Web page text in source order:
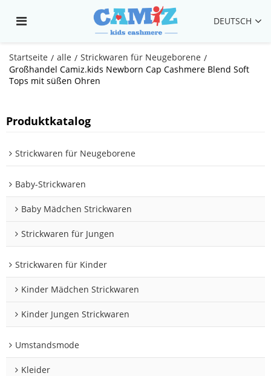
DEUTSCH
Startseite / alle / Strickwaren für Neugeborene /
Großhandel Camiz.kids Newborn Cap Cashmere Blend Soft
Tops mit süßen Ohren
Produktkatalog
Strickwaren für Neugeborene
Baby-Strickwaren
Baby Mädchen Strickwaren
Strickwaren für Jungen
Strickwaren für Kinder
Kinder Mädchen Strickwaren
Kinder Jungen Strickwaren
Umstandsmode
Kleider